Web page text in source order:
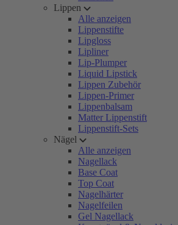
Lippen
Alle anzeigen
Lippenstifte
Lipgloss
Lipliner
Lip-Plumper
Liquid Lipstick
Lippen Zubehör
Lippen-Primer
Lippenbalsam
Matter Lippenstift
Lippenstift-Sets
Nägel
Alle anzeigen
Nagellack
Base Coat
Top Coat
Nagelhärter
Nagelfeilen
Gel Nagellack